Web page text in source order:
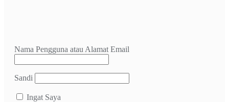
Nama Pengguna atau Alamat Email
Sandi
Ingat Saya